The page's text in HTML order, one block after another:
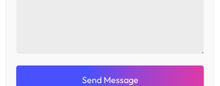
Send Message